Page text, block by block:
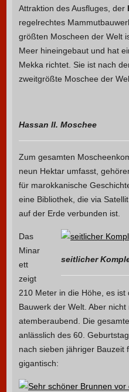
Attraktion des Ausfluges, der
regelrechtes
größten Moscheen der Welt
Meer hineingebaut und hat
Mekka richtet. Sie ist nach
zweitgrößte Moschee der
Hassan II. Moschee
Zum gesamten
neun Hektar umfasst,
für marokkanische
eine Bibliothek, die via
auf der Erde verbunden ist.
seitlicher
Das
Minar
ett
zeigt
210 Meter in die Höhe, es
Bauwerk der Welt. Aber
atemberaubend. Die
anlässlich des 60.
nach sieben jähriger Bauzeit
gigantisch: